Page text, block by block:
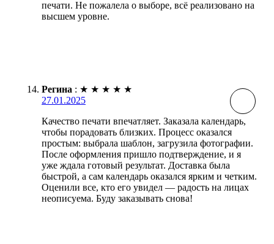
печати. Не пожалела о выборе, всё реализовано на
высшем уровне.
Регина : ★ ★ ★ ★ ★
27.01.2025
Качество печати впечатляет. Заказала календарь,
чтобы порадовать близких. Процесс оказался
простым: выбрала шаблон, загрузила фотографии.
После оформления пришло подтверждение, и я
уже ждала готовый результат. Доставка была
быстрой, а сам календарь оказался ярким и четким.
Оценили все, кто его увидел — радость на лицах
неописуема. Буду заказывать снова!